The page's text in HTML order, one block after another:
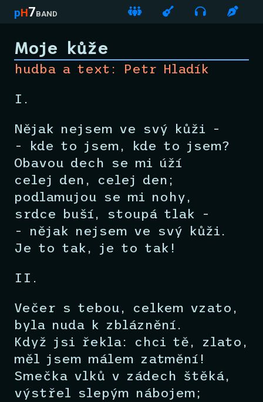
pH7band
Moje kůže
hudba a text: Petr Hladík
I.
Nějak nejsem ve svý kůži -
- kde to jsem, kde to jsem?
Obavou dech se mi úží
celej den, celej den;
podlamujou se mi nohy,
srdce buší, stoupá tlak -
- nějak nejsem ve svý kůži.
Je to tak, je to tak!
II.
Večer s tebou, celkem vzato,
byla nuda k zbláznění.
Když jsi řekla: chci tě, zlato,
měl jsem málem zatmění!
Smečka vlků v zádech štěká,
výstřel slepým nábojem;